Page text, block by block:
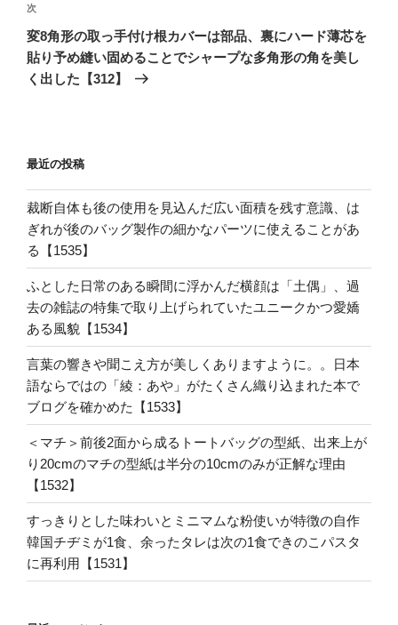
ー
シ
ョ
ン
次
の
投
稿
次
変8角形の取っ手付け根カバーは部品、裏にハード薄芯を
貼り予め縫い固めることでシャープな多角形の角を美し
く出した【312】
最近の投稿
裁断自体も後の使用を見込んだ広い面積を残す意識、は
ぎれが後のバッグ製作の細かなパーツに使えることがあ
る【1535】
ふとした日常のある瞬間に浮かんだ横顔は「土偶」、過
去の雑誌の特集で取り上げられていたユニークかつ愛嬌
ある風貌【1534】
言葉の響きや聞こえ方が美しくありますように。。日本
語ならではの「綾：あや」がたくさん織り込まれた本で
ブログを確かめた【1533】
＜マチ＞前後2面から成るトートバッグの型紙、出来上が
り20cmのマチの型紙は半分の10cmのみが正解な理由
【1532】
すっきりとした味わいとミニマムな粉使いが特徴の自作
韓国チヂミが1食、余ったタレは次の1食できのこパスタ
に再利用【1531】